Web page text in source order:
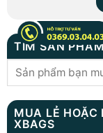
TÌM SẢN PHẨM
Tìm
MUA LẺ
XBAGS